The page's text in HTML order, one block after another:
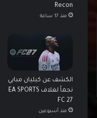
Recon
منذ 17 ساعة
الكشف عن كيليان مبابي
نجماً لغلاف EA SPORTS
FC 27
منذ أسبوعين